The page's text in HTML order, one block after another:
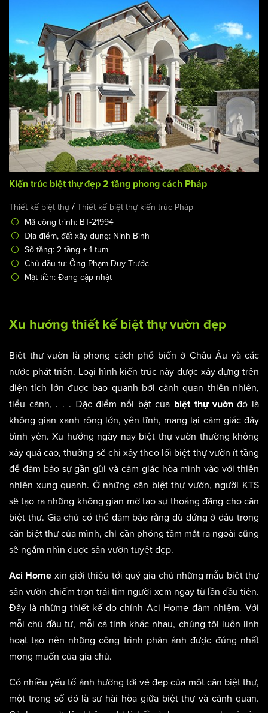
Kiến trúc biệt thự đẹp 2 tầng phong cách Pháp
Thiết kế biệt thự / Thiết kế biệt thự kiến trúc Pháp
Mã công trình: BT-21994
Địa điểm, đất xây dựng: Ninh Bình
Số tầng: 2 tầng + 1 tum
Chủ đầu tư: Ông Phạm Duy Trước
Mặt tiền: Đang cập nhật
Xu hướng thiết kế biệt thự vườn đẹp
Biệt thự vườn là phong cách phổ biến ở Châu Âu và các
nước phát triển. Loại hình kiến trúc này được xây dựng trên
diện tích lớn được bao quanh bởi cảnh quan thiên nhiên,
tiểu cảnh, . . . Đặc điểm nổi bật của biệt thự vườnđó là
không gian xanh rộng lớn, yên tĩnh, mang lại cảm giác đây
bình yên. Xu hướng ngày nay biệt thự vườn thường không
xây quá cao, thường sẽ chỉ xây theo lối biệt thự vườn ít tầng
để đảm bảo sự gần gũi và cảm giác hòa mình vào với thiên
nhiên xung quanh. Ở những căn biệt thự vườn, người KTS
sẽ tạo ra những không gian mở tạo sự thoáng đãng cho căn
biệt thự. Gia chủ có thể đảm bảo rằng dù đứng ở đâu trong
căn biệt thự của mình, chỉ cần phóng tầm mắt ra ngoài cũng
sẽ ngắm nhìn được sân vườn tuyệt đẹp.
Aci Home xin giới thiệu tới quý gia chủ những mẫu biệt thự
sân vườn chiếm trọn trái tim người xem ngay từ lần đầu tiên.
Đây là những thiết kế do chính Aci Home đảm nhiệm. Với
mỗi chủ đầu tư, mỗi cá tính khác nhau, chúng tôi luôn linh
hoạt tạo nên những công trình phản ánh được đúng nhất
mong muốn của gia chủ.
Có nhiều yếu tố ảnh hưởng tới vẻ đẹp của một căn biệt thự,
một trong số đó là sự hài hòa giữa biệt thự và cảnh quan.